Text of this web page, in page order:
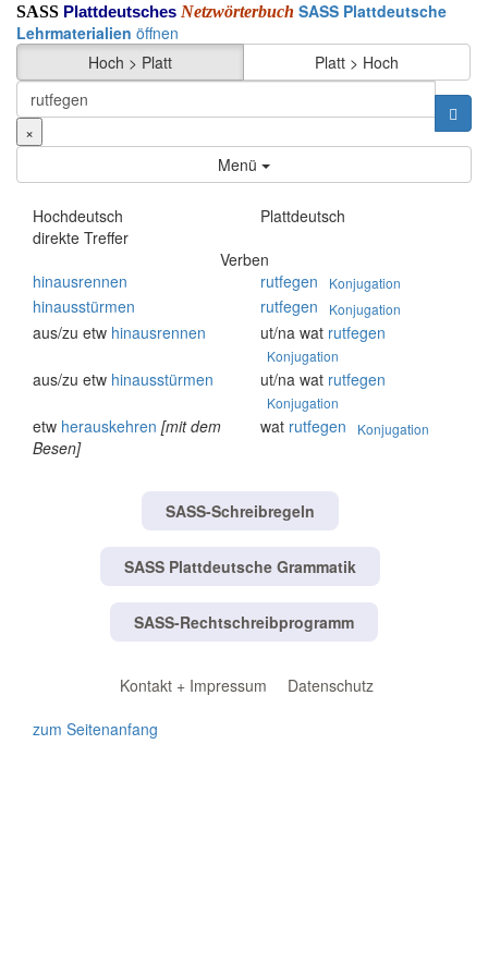
SASS Plattdeutsches Netzwörterbuch SASS Plattdeutsche
Lehrmaterialien öffnen
Hoch > Platt
Platt > Hoch
×
Menü
Hochdeutsch
Plattdeutsch
direkte Treffer
Verben
hinausrennen
rutfegen Konjugation
hinausstürmen rutfegen Konjugation
aus/zu etw hinausrennen ut/na wat rutfegen
Konjugation
aus/zu etw hinausstürmen ut/na wat rutfegen
Konjugation
etw herauskehren [mit dem
Besen]
wat rutfegen Konjugation
SASS-Schreibregeln
SASS Plattdeutsche Grammatik
SASS-Rechtschreibprogramm
Kontakt + Impressum
Datenschutz
zum Seitenanfang